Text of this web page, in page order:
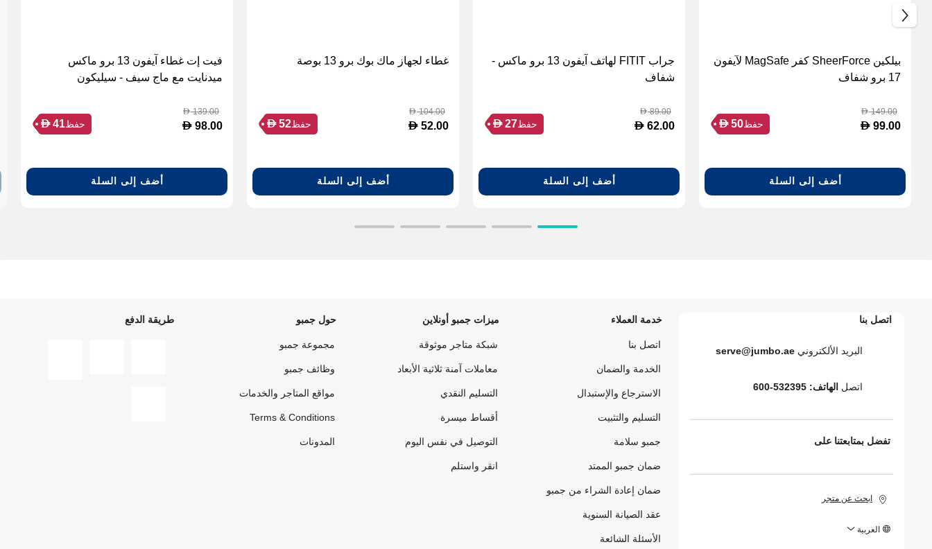
بيلكين SheerForce كفر MagSafe لآيفون
17 برو شفاف
D149.00
D 99.00 حفظ D 50
أضف إلى السلة
جراب FITIT لهاتف آيفون 13 برو ماكس -
شفاف
D89.00
D 62.00 حفظ D 27
أضف إلى السلة
غطاء لجهاز ماك بوك برو 13 بوصة
D104.00
D 52.00 حفظ D 52
أضف إلى السلة
فيت إت غطاء آيفون 13 برو ماكس
ميدنايت مع ماج سيف - سيليكون
D139.00
D 98.00 حفظ D 41
أضف إلى السلة
اتصل بنا
البريد الألكتروني serve@jumbo.ae
اتصلالهاتف: 532395-600
تفضل بمتابعتنا على
ابحث عن متجر
العربية
خدمة العملاء
اتصل بنا
الخدمة والضمان
الاسترجاع والإستبدال
التسليم والتثبيت
جمبو سلامة
ضمان جمبو الممتد
ضمان إعادة الشراء من جمبو
عقد الصيانة السنوية
الأسئلة الشائعة
ميزات جمبو أونلاين
شبكة متاجر موثوقة
معاملات آمنة ثلاثية الأبعاد
التسليم النقدي
أقساط ميسرة
التوصيل في نفس اليوم
انقر واستلم
حول جمبو
مجموعة جمبو
وظائف جمبو
مواقع المتاجر والخدمات
Terms & Conditions
المدونات
طريقة الدفع